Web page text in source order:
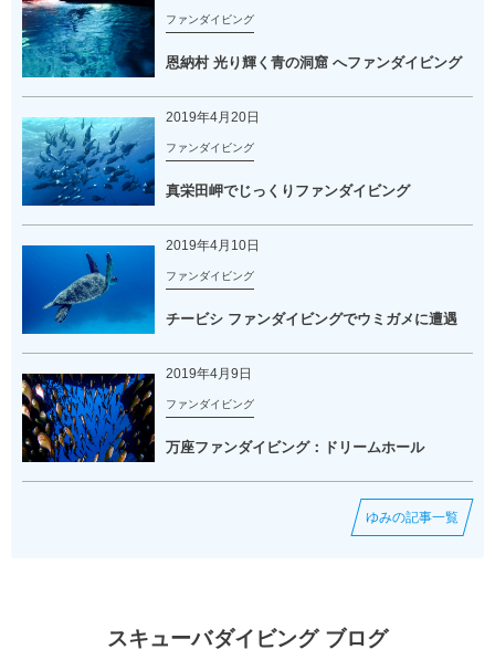
ファンダイビング
恩納村 光り輝く青の洞窟 へファンダイビング
2019年4月20日
ファンダイビング
真栄田岬でじっくりファンダイビング
2019年4月10日
ファンダイビング
チービシ ファンダイビングでウミガメに遭遇
2019年4月9日
ファンダイビング
万座ファンダイビング：ドリームホール
ゆみの記事一覧
スキューバダイビング ブログ